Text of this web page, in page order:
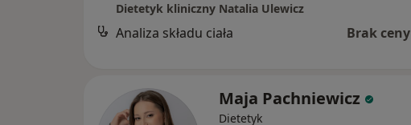
Dietetyk kliniczny Natalia Ulewicz
Analiza składu ciała Brak ceny
Maja Pachniewicz
Dietetyk